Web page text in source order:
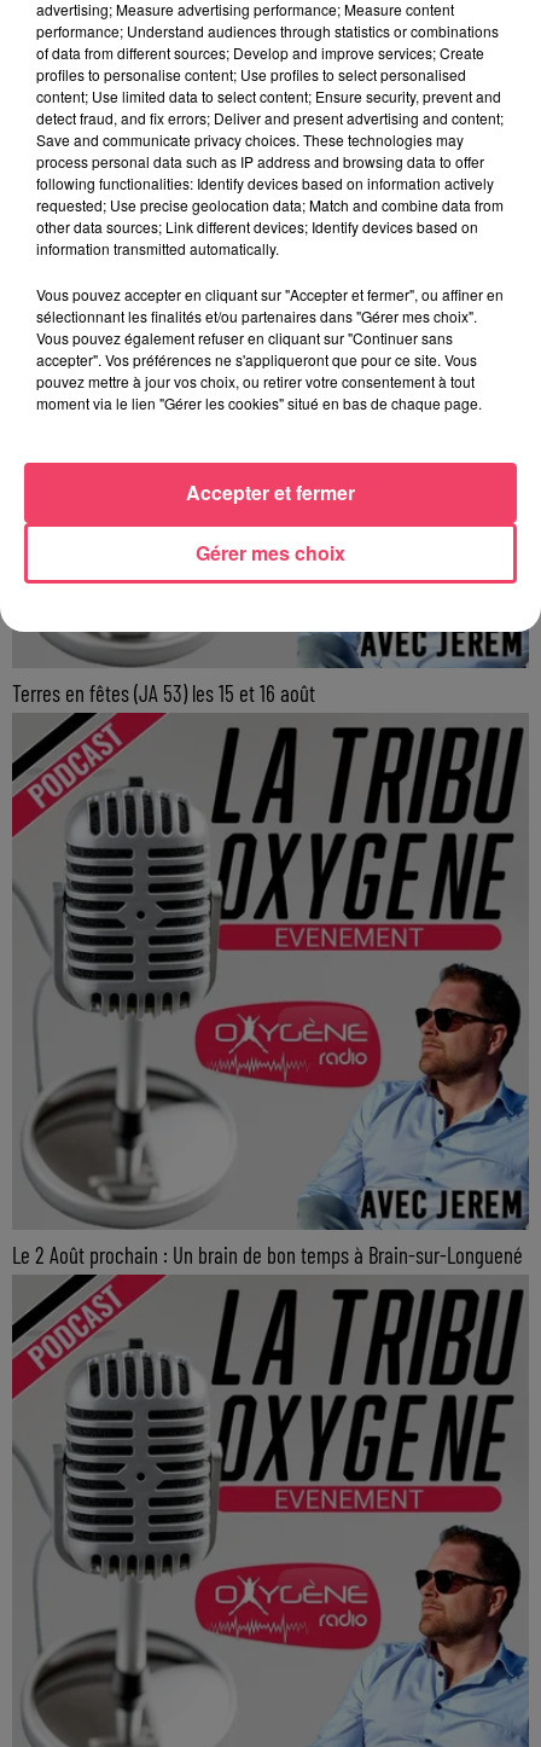
Du 14 au 30 août : 1er Open du Tennis Club de Tiercé
Terres en fêtes (JA 53) les 15 et 16 août
Le 2 Août prochain : Un brain de bon temps à Brain-sur-Longuené
advertising; Measure advertising performance; Measure content
performance; Understand audiences through statistics or combinations
of data from different sources; Develop and improve services; Create
profiles to personalise content; Use profiles to select personalised
content; Use limited data to select content; Ensure security, prevent and
detect fraud, and fix errors; Deliver and present advertising and content;
Save and communicate privacy choices. These technologies may
process personal data such as IP address and browsing data to offer
following functionalities: Identify devices based on information actively
requested; Use precise geolocation data; Match and combine data from
other data sources; Link different devices; Identify devices based on
information transmitted automatically.
Vous pouvez accepter en cliquant sur "Accepter et fermer", ou affiner en
sélectionnant les finalités et/ou partenaires dans "Gérer mes choix".
Vous pouvez également refuser en cliquant sur "Continuer sans
accepter". Vos préférences ne s'appliqueront que pour ce site. Vous
pouvez mettre à jour vos choix, ou retirer votre consentement à tout
moment via le lien "Gérer les cookies" situé en bas de chaque page.
Gérer mes choix
Accepter et fermer